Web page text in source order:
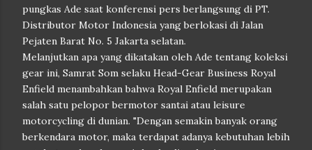
pungkas Ade saat konferensi pers berlangsung di PT.
Distributor Motor Indonesia yang berlokasi di Jalan
Pejaten Barat No. 5 Jakarta selatan.
Melanjutkan apa yang dikatakan oleh Ade tentang koleksi
gear ini, Samrat Som selaku Head-Gear Business Royal
Enfield menambahkan bahwa Royal Enfield merupakan
salah satu pelopor bermotor santai atau leisure
motorcycling di dunian. "Dengan semakin banyak orang
berkendara motor, maka terdapat adanya kebutuhan lebih